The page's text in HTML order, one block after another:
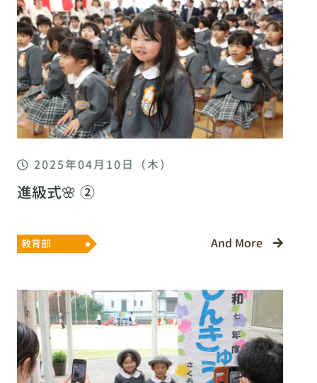
2025年04月10日（木）
進級式🌸 ②
教育部 And More